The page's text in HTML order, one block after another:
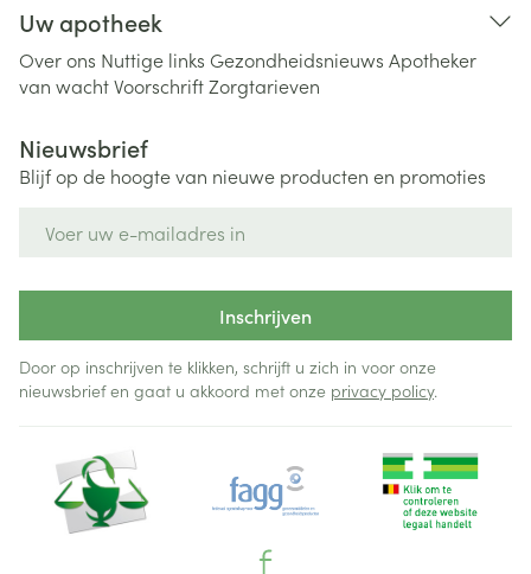
Uw apotheek
Over ons Nuttige links Gezondheidsnieuws Apotheker
van wachtVoorschriftZorgtarieven
Nieuwsbrief
Blijf op de hoogte van nieuwe producten en promoties
Inschrijven
Door op inschrijven te klikken, schrijft u zich in voor onze
nieuwsbrief en gaat u akkoord met onze privacy policy.